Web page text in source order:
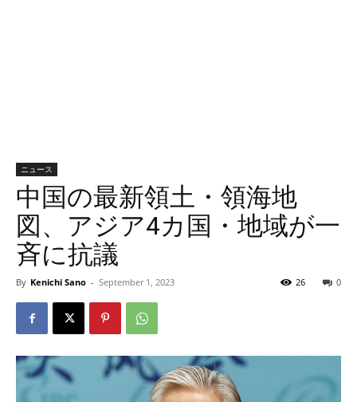
ニュース
中国の最新領土・領海地
図、アジア4カ国・地域が一
斉に抗議
By Kenichi Sano - September 1, 2023 0
26